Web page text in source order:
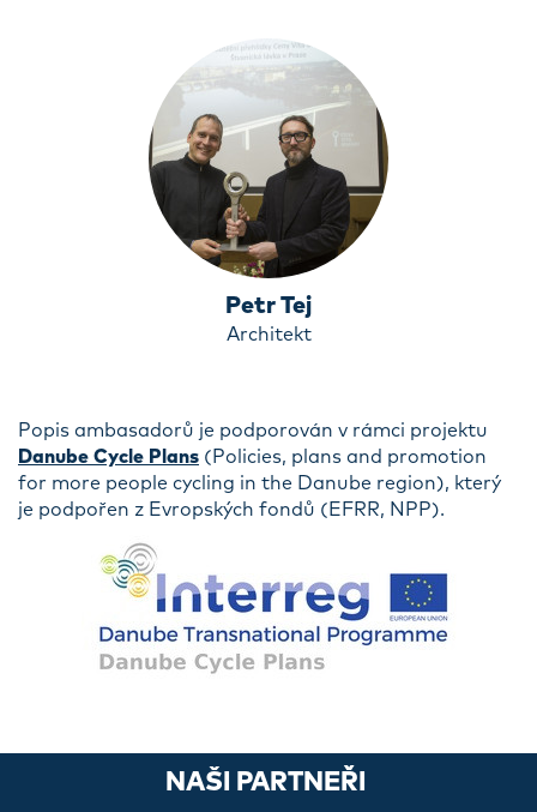
Petr Tej
Architekt
Popis ambasadorů je podporován v rámci projektu
Danube Cycle Plans (Policies, plans and promotion
for more people cycling in the Danube region), který
je podpořen z Evropských fondů (EFRR, NPP).
NAŠI PARTNEŘI